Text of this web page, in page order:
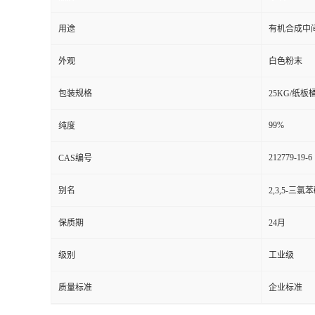
用途 有机合成中
外观 白色粉末
包装规格 25KG/纸板
纯度 99%
CAS编号 212779-19-6
别名 2,3,5-三氯
保质期 24月
级别 工业级
质量标准 企业标准